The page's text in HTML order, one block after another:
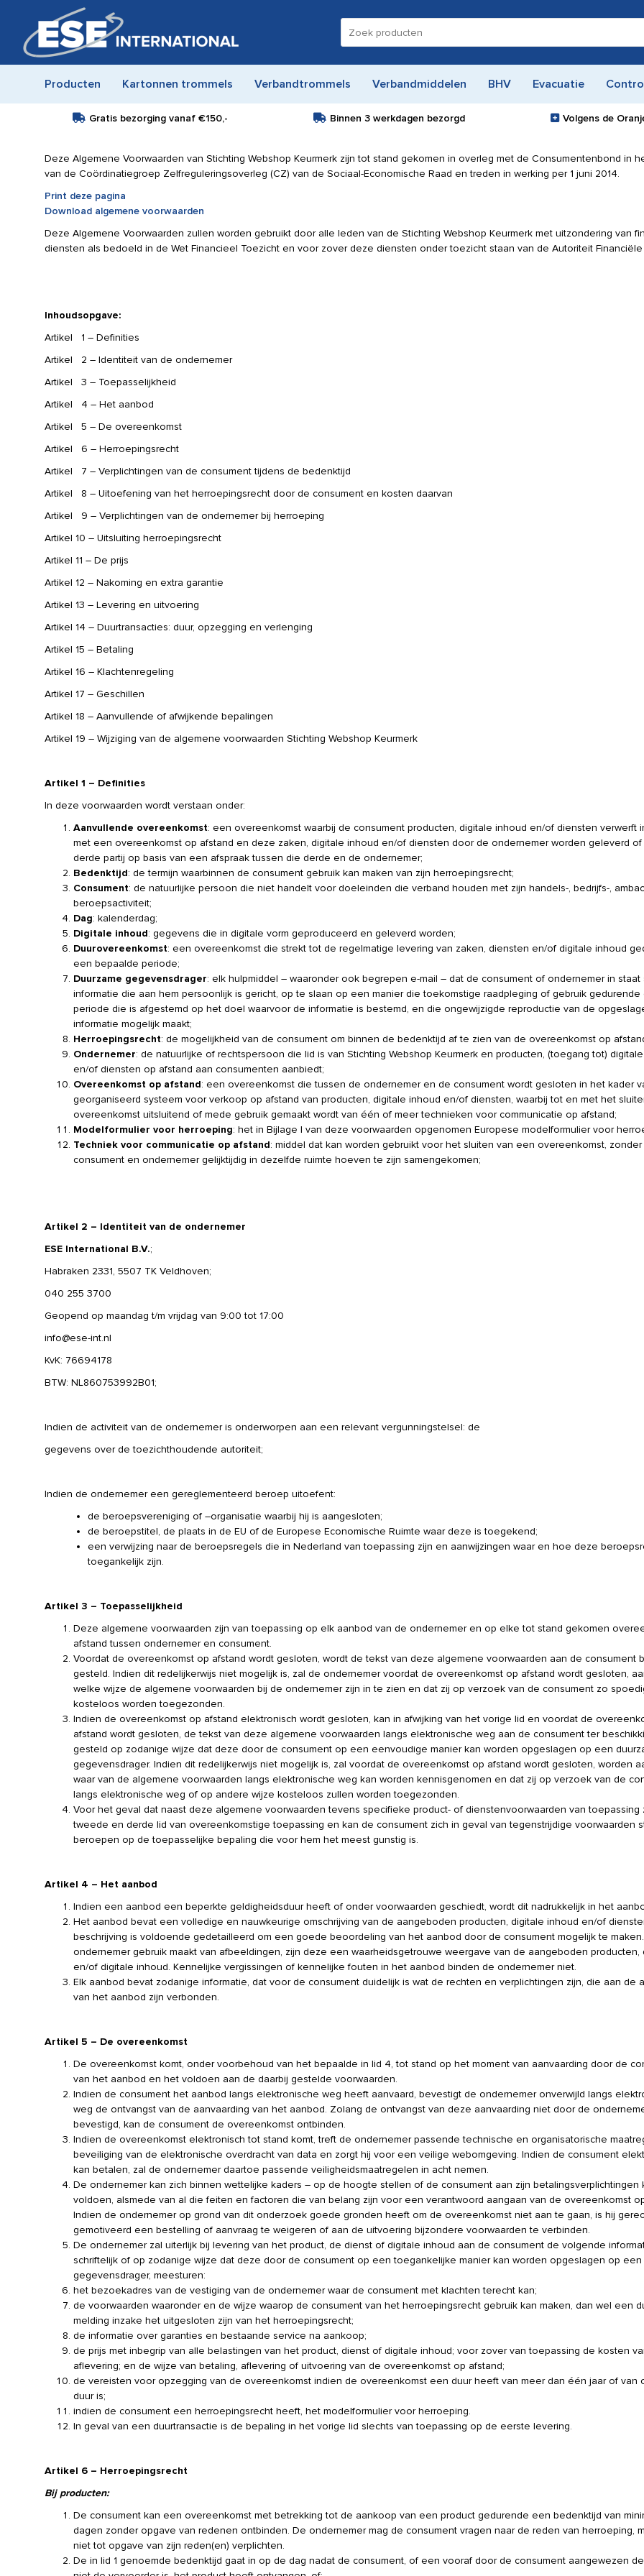
naar:
Producten Kartonnen trommels Verbandtrommels Verbandmiddelen BHV Evacuatie
Gratis bezorging vanaf€150,- Binnen 3 werkdagen bezorgd Volgens de
Deze Algemene Voorwaarden van Stichting Webshop Keurmerk zijn tot stand gekomen in overleg met de Consumentenbond in
van de Coördinatiegroep Zelfreguleringsoverleg (CZ) van de Sociaal-Economische Raad en treden in werking per 1 juni 2014.
Print deze pagina
Download algemene voorwaarden
Deze Algemene Voorwaarden zullen worden gebruikt door alle leden van de Stichting Webshop Keurmerk met uitzondering van
diensten als bedoeld in de Wet Financieel Toezicht en voor zover deze diensten onder toezicht staan van de Autoriteit Financiële
Inhoudsopgave:
Artikel 1 – Definities
Artikel 2 – Identiteit van de ondernemer
Artikel 3 – Toepasselijkheid
Artikel 4 – Het aanbod
Artikel 5 – De overeenkomst
Artikel 6 – Herroepingsrecht
Artikel 7 – Verplichtingen van de consument tijdens de bedenktijd
Artikel 8 – Uitoefening van het herroepingsrecht door de consument en kosten daarvan
Artikel 9 – Verplichtingen van de ondernemer bij herroeping
Artikel 10 – Uitsluiting herroepingsrecht
Artikel 11 – De prijs
Artikel 12 – Nakoming en extra garantie
Artikel 13 – Levering en uitvoering
Artikel 14 – Duurtransacties: duur, opzegging en verlenging
Artikel 15 – Betaling
Artikel 16 – Klachtenregeling
Artikel 17 – Geschillen
Artikel 18 – Aanvullende of afwijkende bepalingen
Artikel 19 – Wijziging van de algemene voorwaarden Stichting Webshop Keurmerk
Artikel 1 – Definities
In deze voorwaarden wordt verstaan onder:
Aanvullende overeenkomst: een overeenkomst waarbij de consument producten, digitale inhoud en/of diensten verwerft
met een overeenkomst op afstand en deze zaken, digitale inhoud en/of diensten door de ondernemer worden geleverd
derde partij op basis van een afspraak tussen die derde en de ondernemer;
Bedenktijd: de termijn waarbinnen de consument gebruik kan maken van zijn herroepingsrecht;
Consument: de natuurlijke persoon die niet handelt voor doeleinden die verband houden met zijn handels-, bedrijfs-,
beroepsactiviteit;
Dag: kalenderdag;
Digitale inhoud: gegevens die in digitale vorm geproduceerd en geleverd worden;
Duurovereenkomst: een overeenkomst die strekt tot de regelmatige levering van zaken, diensten en/of digitale inhoud
een bepaalde periode;
Duurzame gegevensdrager: elk hulpmiddel – waaronder ook begrepen e-mail – dat de consument of ondernemer in staat
informatie die aan hem persoonlijk is gericht, op te slaan op een manier die toekomstige raadpleging of gebruik gedurende
periode die is afgestemd op het doel waarvoor de informatie is bestemd, en die ongewijzigde reproductie van de
informatie mogelijk maakt;
Herroepingsrecht: de mogelijkheid van de consument om binnen de bedenktijd af te zien van de overeenkomst op
Ondernemer: de natuurlijke of rechtspersoon die lid is van Stichting Webshop Keurmerk en producten, (toegang tot)
en/of diensten op afstand aan consumenten aanbiedt;
Overeenkomst op afstand: een overeenkomst die tussen de ondernemer en de consument wordt gesloten in het kader
georganiseerd systeem voor verkoop op afstand van producten, digitale inhoud en/of diensten, waarbij tot en met het
overeenkomst uitsluitend of mede gebruik gemaakt wordt van één of meer technieken voor communicatie op afstand;
Modelformulier voor herroeping: het in Bijlage I van deze voorwaarden opgenomen Europese modelformulier voor
Techniek voor communicatie op afstand: middel dat kan worden gebruikt voor het sluiten van een overeenkomst, zonder
consument en ondernemer gelijktijdig in dezelfde ruimte hoeven te zijn samengekomen;
Artikel 2 – Identiteit van de ondernemer
ESE International B.V.;
Habraken 2331, 5507 TK Veldhoven;
040 255 3700
Geopend op maandag t/m vrijdag van 9:00 tot 17:00
info@ese-int.nl
KvK: 76694178
BTW: NL860753992B01;
Indien de activiteit van de ondernemer is onderworpen aan een relevant vergunningstelsel: de
gegevens over de toezichthoudende autoriteit;
Indien de ondernemer een gereglementeerd beroep uitoefent:
de beroepsvereniging of –organisatie waarbij hij is aangesloten;
de beroepstitel, de plaats in de EU of de Europese Economische Ruimte waar deze is toegekend;
een verwijzing naar de beroepsregels die in Nederland van toepassing zijn en aanwijzingen waar en hoe deze
toegankelijk zijn.
Artikel 3 – Toepasselijkheid
Deze algemene voorwaarden zijn van toepassing op elk aanbod van de ondernemer en op elke tot stand gekomen
afstand tussen ondernemer en consument.
Voordat de overeenkomst op afstand wordt gesloten, wordt de tekst van deze algemene voorwaarden aan de consument
gesteld. Indien dit redelijkerwijs niet mogelijk is, zal de ondernemer voordat de overeenkomst op afstand wordt gesloten,
welke wijze de algemene voorwaarden bij de ondernemer zijn in te zien en dat zij op verzoek van de consument zo
kosteloos worden toegezonden.
Indien de overeenkomst op afstand elektronisch wordt gesloten, kan in afwijking van het vorige lid en voordat de
afstand wordt gesloten, de tekst van deze algemene voorwaarden langs elektronische weg aan de consument ter
gesteld op zodanige wijze dat deze door de consument op een eenvoudige manier kan worden opgeslagen op een
gegevensdrager. Indien dit redelijkerwijs niet mogelijk is, zal voordat de overeenkomst op afstand wordt gesloten, worden
waar van de algemene voorwaarden langs elektronische weg kan worden kennisgenomen en dat zij op verzoek van de
langs elektronische weg of op andere wijze kosteloos zullen worden toegezonden.
Voor het geval dat naast deze algemene voorwaarden tevens specifieke product- of dienstenvoorwaarden van toepassing
tweede en derde lid van overeenkomstige toepassing en kan de consument zich in geval van tegenstrijdige voorwaarden
beroepen op de toepasselijke bepaling die voor hem het meest gunstig is.
Artikel 4 – Het aanbod
Indien een aanbod een beperkte geldigheidsduur heeft of onder voorwaarden geschiedt, wordt dit nadrukkelijk in het
Het aanbod bevat een volledige en nauwkeurige omschrijving van de aangeboden producten, digitale inhoud en/of
beschrijving is voldoende gedetailleerd om een goede beoordeling van het aanbod door de consument mogelijk te
ondernemer gebruik maakt van afbeeldingen, zijn deze een waarheidsgetrouwe weergave van de aangeboden producten,
en/of digitale inhoud. Kennelijke vergissingen of kennelijke fouten in het aanbod binden de ondernemer niet.
Elk aanbod bevat zodanige informatie, dat voor de consument duidelijk is wat de rechten en verplichtingen zijn, die aan de
van het aanbod zijn verbonden.
Artikel 5 – De overeenkomst
De overeenkomst komt, onder voorbehoud van het bepaalde in lid 4, tot stand op het moment van aanvaarding door de
van het aanbod en het voldoen aan de daarbij gestelde voorwaarden.
Indien de consument het aanbod langs elektronische weg heeft aanvaard, bevestigt de ondernemer onverwijld langs
weg de ontvangst van de aanvaarding van het aanbod. Zolang de ontvangst van deze aanvaarding niet door de
bevestigd, kan de consument de overeenkomst ontbinden.
Indien de overeenkomst elektronisch tot stand komt, treft de ondernemer passende technische en organisatorische
beveiliging van de elektronische overdracht van data en zorgt hij voor een veilige webomgeving. Indien de consument
kan betalen, zal de ondernemer daartoe passende veiligheidsmaatregelen in acht nemen.
De ondernemer kan zich binnen wettelijke kaders – op de hoogte stellen of de consument aan zijn betalingsverplichtingen
voldoen, alsmede van al die feiten en factoren die van belang zijn voor een verantwoord aangaan van de overeenkomst
Indien de ondernemer op grond van dit onderzoek goede gronden heeft om de overeenkomst niet aan te gaan, is hij
gemotiveerd een bestelling of aanvraag te weigeren of aan de uitvoering bijzondere voorwaarden te verbinden.
De ondernemer zal uiterlijk bij levering van het product, de dienst of digitale inhoud aan de consument de volgende
schriftelijk of op zodanige wijze dat deze door de consument op een toegankelijke manier kan worden opgeslagen op een
gegevensdrager, meesturen:
het bezoekadres van de vestiging van de ondernemer waar de consument met klachten terecht kan;
de voorwaarden waaronder en de wijze waarop de consument van het herroepingsrecht gebruik kan maken, dan wel een
melding inzake het uitgesloten zijn van het herroepingsrecht;
de informatie over garanties en bestaande service na aankoop;
de prijs met inbegrip van alle belastingen van het product, dienst of digitale inhoud; voor zover van toepassing de kosten
aflevering; en de wijze van betaling, aflevering of uitvoering van de overeenkomst op afstand;
de vereisten voor opzegging van de overeenkomst indien de overeenkomst een duur heeft van meer dan één jaar of van
duur is;
indien de consument een herroepingsrecht heeft, het modelformulier voor herroeping.
In geval van een duurtransactie is de bepaling in het vorige lid slechts van toepassing op de eerste levering.
Artikel 6 – Herroepingsrecht
Bij producten:
De consument kan een overeenkomst met betrekking tot de aankoop van een product gedurende een bedenktijd van
dagen zonder opgave van redenen ontbinden. De ondernemer mag de consument vragen naar de reden van herroeping,
niet tot opgave van zijn reden(en) verplichten.
De in lid 1 genoemde bedenktijd gaat in op de dag nadat de consument, of een vooraf door de consument aangewezen